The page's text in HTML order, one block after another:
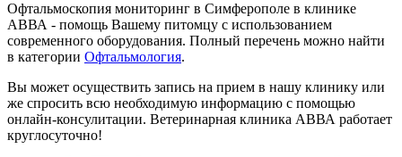
Офтальмоскопия мониторинг в Симферополе в клинике
АВВА - помощь Вашему питомцу с использованием
современного оборудования. Полный перечень можно найти
в категории Офтальмология.
Вы может осуществить запись на прием в нашу клинику или
же спросить всю необходимую информацию с помощью
онлайн-консулитации. Ветеринарная клиника АВВА работает
круглосуточно!